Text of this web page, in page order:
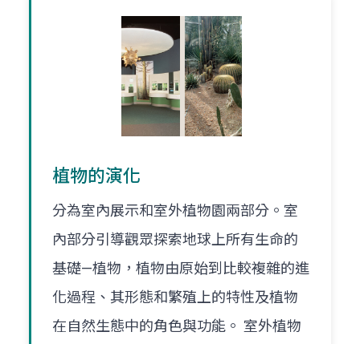
植物的演化
分為室內展示和室外植物園兩部分。室
內部分引導觀眾探索地球上所有生命的
基礎—植物，植物由原始到比較複雜的進
化過程、其形態和繁殖上的特性及植物
在自然生態中的角色與功能。 室外植物